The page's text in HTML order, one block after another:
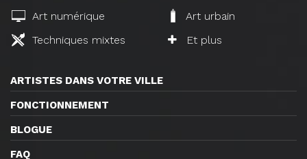
Art numérique
Art urbain
Techniques mixtes
Et plus
ARTISTES DANS VOTRE VILLE
FONCTIONNEMENT
BLOGUE
FAQ